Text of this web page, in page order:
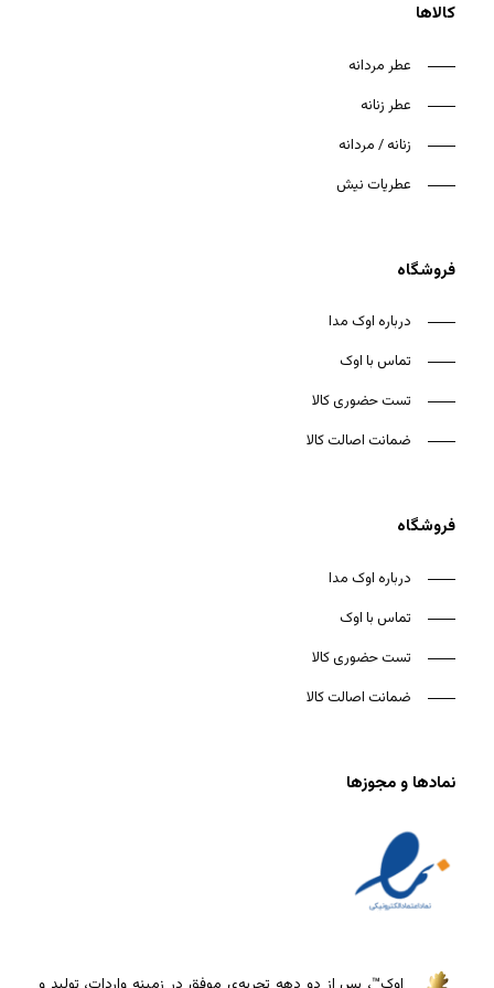
کالاها
عطر مردانه
عطر زنانه
زنانه / مردانه
عطریات نیش
فروشگاه
درباره اوک مدا
تماس با اوک
تست حضوری کالا
ضمانت اصالت کالا
فروشگاه
درباره اوک مدا
تماس با اوک
تست حضوری کالا
ضمانت اصالت کالا
نمادها و مجوزها